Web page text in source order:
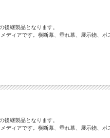
後継製品となります。
ィアです。横断幕、垂れ幕、展示物、
後継製品となります。
ィアです。横断幕、垂れ幕、展示物、